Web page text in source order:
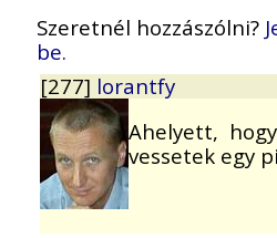
Szeretnél hozzászólni?
be.
[277] lorantfy
Ahelyett,
vessetek egy